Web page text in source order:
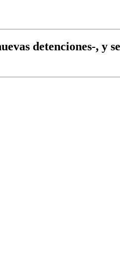
detenciones-, y